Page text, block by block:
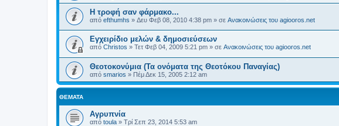
H τροφή σαν φάρμακο...
από efthumhs » Δευ Φεβ 08, 2010 4:38 pm » σε Ανακοινώσεις του agiooros.net
Εγχειρίδιο μελών & δημοσιεύσεων
από Christos » Τετ Φεβ 04, 2009 5:21 pm » σε Ανακοινώσεις του agiooros.net
Θεοτοκονύμια (Τα ονόματα της Θεοτόκου Παναγίας)
από smarios » Πέμ Δεκ 15, 2005 2:12 am
ΘΈΜΑΤΑ
Aγρυπνία
από toula » Τρί Σεπ 23, 2014 5:53 am